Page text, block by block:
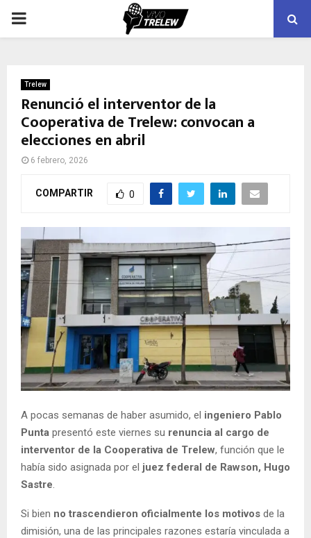
PRIMARY
Trelew
Renunció el interventor de la
Cooperativa de Trelew: convocan a
elecciones en abril
6 febrero, 2026
COMPARTIR 0
A pocas semanas de haber asumido, el ingeniero Pablo
Punta presentó este viernes su renuncia al cargo de
interventor de la Cooperativa de Trelew, función que le
había sido asignada por el juez federal de Rawson, Hugo
Sastre.
Si bien no trascendieron oficialmente los motivos de la
dimisión, una de las principales razones estaría vinculada a